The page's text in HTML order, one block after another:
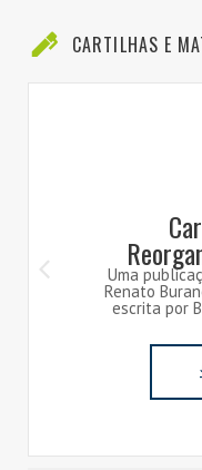
CARTILHAS E
Uma
Renato
escrita por